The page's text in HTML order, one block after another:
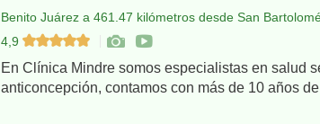
Benito Juárez a 461.47 kilómetros desde San
4,9
En Clínica Mindre somos especialistas en salud
anticoncepción, contamos con más de 10 años